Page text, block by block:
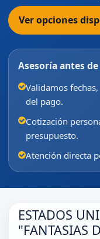
Ver opciones
Asesoría antes
Validamos
del pago.
Cotización
presupuesto.
Atención directa
ESTADOS
"FANTASIAS